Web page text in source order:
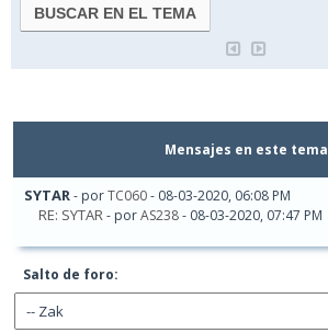
Mensajes en este tema
SYTAR- porTC060- 08-03-2020, 06:08 PM
RE: SYTAR- porAS238- 08-03-2020, 07:47 PM
Salto de foro: